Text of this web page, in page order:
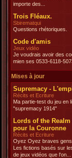
importe des...
Trois Fléaux.
Sbirematqui
Questions rhétoriques.
Code d'amis
Jeux vidéo
Je voudrais avoir des
mien ses 0533-6118-
Mises à jour
Supremacy -
Récits et Ecriture
Ma partie-test du jeu en
"supremacy 1914"
Lords of the
pour la Couronne
Récits et Ecriture
Oyez Oyez braves
Les fictions basés sur
de jeux vidéos que l'on...